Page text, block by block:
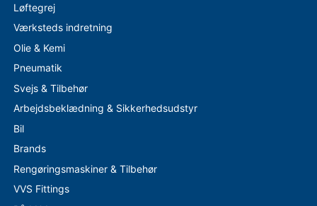
Løftegrej
Værksteds indretning
Olie & Kemi
Pneumatik
Svejs & Tilbehør
Arbejdsbeklædning & Sikkerhedsudstyr
Bil
Brands
Rengøringsmaskiner & Tilbehør
VVS Fittings